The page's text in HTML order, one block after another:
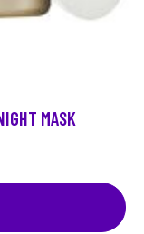
MASK